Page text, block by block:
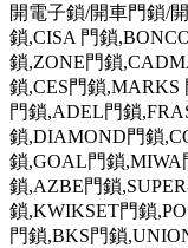
開電子鎖/開車門鎖/
鎖,CISA 門鎖
鎖,ZONE門鎖
鎖,CES門鎖
門鎖,ADEL門鎖
鎖,DIAMOND門鎖
鎖,GOAL門鎖
鎖,AZBE門鎖
鎖,KWIKSET門鎖
門鎖,BKS門鎖